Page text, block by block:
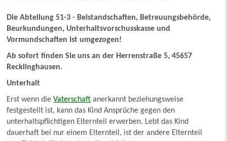
Die Abteilung 51-3 - Beistandschaften, Betreuungsbehörde,
Beurkundungen, Unterhaltsvorschusskasse und
Vormundschaften ist umgezogen!
Ab sofort finden Sie uns an der Herrenstraße 5, 45657
Recklinghausen.
Unterhalt
Erst wenn dieVaterschaft anerkannt beziehungsweise
festgestellt ist, kann das Kind Ansprüche gegen den
unterhaltspflichtigen Elternteil erwerben. Lebt das Kind
dauerhaft bei nur einem Elternteil, ist der andere Elternteil